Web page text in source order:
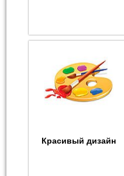
Красивый дизайн